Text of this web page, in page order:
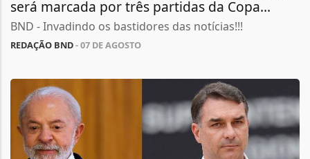
será marcada por três partidas da Copa...
BND - Invadindo os bastidores das notícias!!!
REDAÇÃO BND- 07 DE AGOSTO